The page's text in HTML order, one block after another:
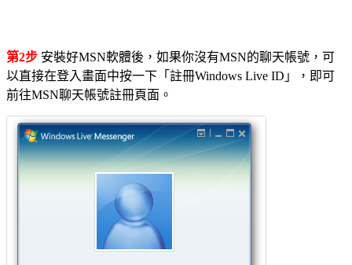
第2步 安裝好MSN軟體後，如果你沒有MSN的聊天帳號，可
以直接在登入畫面中按一下「註冊Windows Live ID」，即可
前往MSN聊天帳號註冊頁面。